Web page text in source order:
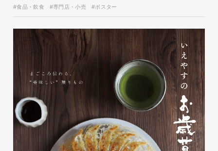
磐田商工会議所様 磐田市商店
会連盟チラシ
印刷物
#公共・行政・団体
#食品・飲食
#専門店・小売 #ポスター